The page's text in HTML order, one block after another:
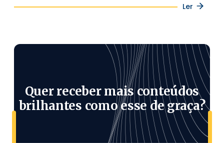
Ler
Quer receber mais conteúdos
brilhantes como esse de graça?